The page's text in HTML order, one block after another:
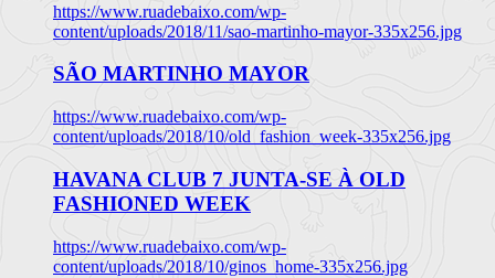
https://www.ruadebaixo.com/wp-
content/uploads/2018/11/sao-martinho-mayor-335x256.jpg
SÃO MARTINHO MAYOR
https://www.ruadebaixo.com/wp-
content/uploads/2018/10/old_fashion_week-335x256.jpg
HAVANA CLUB 7 JUNTA-SE À OLD
FASHIONED WEEK
https://www.ruadebaixo.com/wp-
content/uploads/2018/10/ginos_home-335x256.jpg